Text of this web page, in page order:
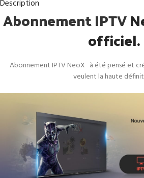
Description
Abonnement IPTV
officiel.
Abonnement IPTV NeoX à été pensé et
veulent la haute